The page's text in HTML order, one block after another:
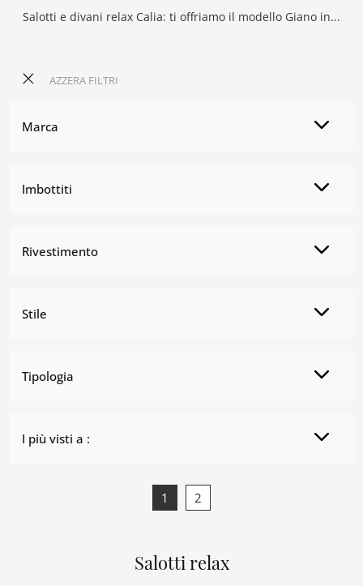
AZZERA FILTRI
Marca
Imbottiti
Rivestimento
Stile
Tipologia
I più visti a :
Salotti e divani relax Calia: ti offriamo il modello Giano in tessuto per impreziosire il living.
1 2
Salotti relax